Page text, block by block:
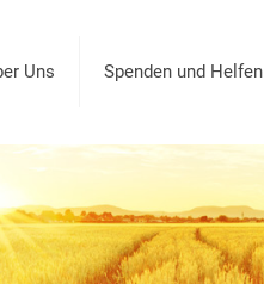
Uns Spenden und Helfen